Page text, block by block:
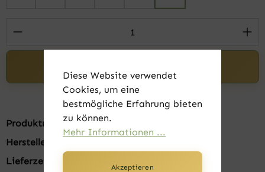
Produkt Anzahl: Gib den gewünschten
Produktnummer:FK22801-01-3XL
Hersteller:
Lieferzeit:
Diese Website verwendet
Cookies, um eine
bestmögliche Erfahrung bieten
zu können.
Mehr Informationen ...
Akzeptieren